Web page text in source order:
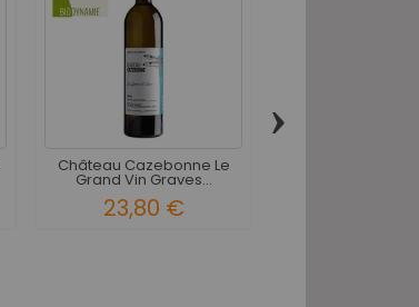
Château Cazebonne Le
Grand Vin Graves...
23,80 €
›